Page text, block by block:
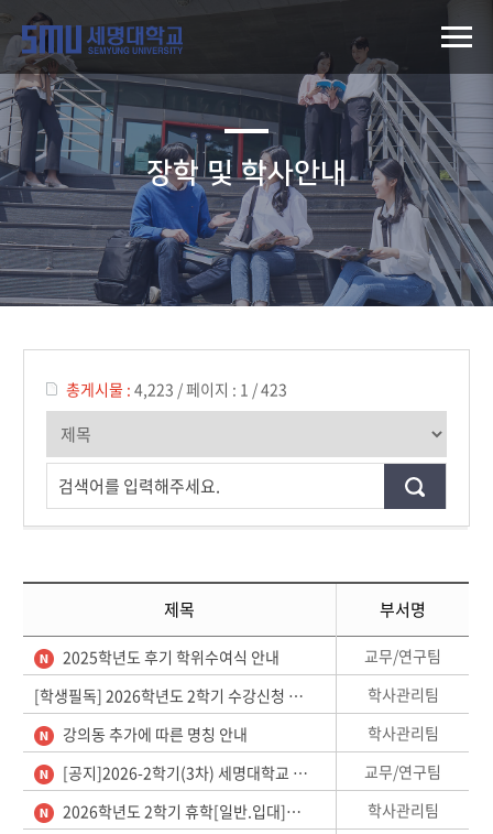
장학 및 학사안내
총게시물 : 4,223 /페이지 : 1 / 423
검색어를 입력해주세요.
제목 부서명
2025학년도 후기 학위수여식 안내
교무/연구팀
[학생필독] 2026학년도 2학기 수강신청 안내
학사관리팀
강의동 추가에 따른 명칭 안내
학사관리팀
[공지]2026-2학기(3차) 세명대학교 교수초빙 면접대상자 공고
교무/연구팀
2026학년도 2학기 휴학[일반.입대]안내
학사관리팀